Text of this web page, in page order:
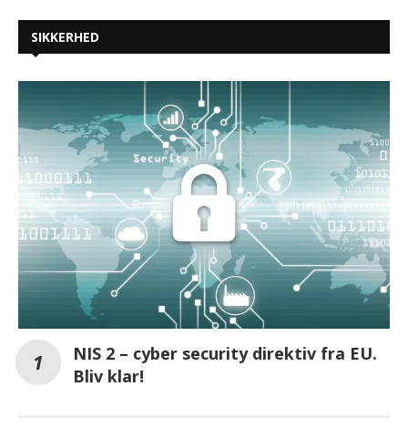
SIKKERHED
NIS 2 – cyber security direktiv fra EU.
Bliv klar!